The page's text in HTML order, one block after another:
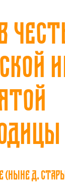
(ныне д.